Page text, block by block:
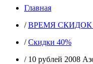
Главная
/ВРЕМЯ СКИДОК
/Скидки 40%
/ 10 рублей 2008